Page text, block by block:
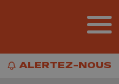
ALERTEZ-NOUS
ALERTEZ-NOUS